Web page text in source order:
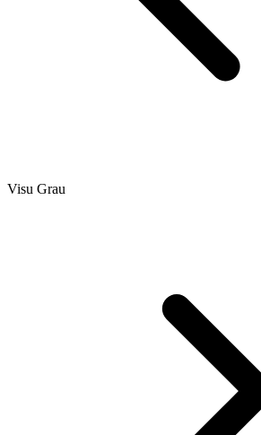
Visu Grau